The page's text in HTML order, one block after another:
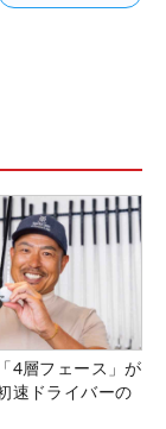
4層フェース」が
速ドライバーの